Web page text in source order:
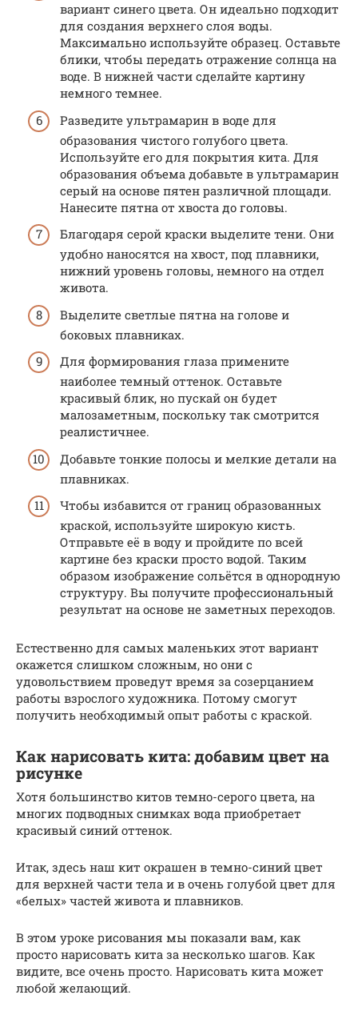
вариант синего цвета. Он идеально подходит
для создания верхнего слоя воды.
Максимально используйте образец. Оставьте
блики, чтобы передать отражение солнца на
воде. В нижней части сделайте картину
немного темнее.
Разведите ультрамарин в воде для
образования чистого голубого цвета.
Используйте его для покрытия кита. Для
образования объема добавьте в ультрамарин
серый на основе пятен различной площади.
Нанесите пятна от хвоста до головы.
Благодаря серой краски выделите тени. Они
удобно наносятся на хвост, под плавники,
нижний уровень головы, немного на отдел
живота.
Выделите светлые пятна на голове и
боковых плавниках.
Для формирования глаза примените
наиболее темный оттенок. Оставьте
красивый блик, но пускай он будет
малозаметным, поскольку так смотрится
реалистичнее.
Добавьте тонкие полосы и мелкие детали на
плавниках.
Чтобы избавится от границ образованных
краской, используйте широкую кисть.
Отправьте её в воду и пройдите по всей
картине без краски просто водой. Таким
образом изображение сольётся в однородную
структуру. Вы получите профессиональный
результат на основе не заметных переходов.
Естественно для самых маленьких этот вариант
окажется слишком сложным, но они с
удовольствием проведут время за созерцанием
работы взрослого художника. Потому смогут
получить необходимый опыт работы с краской.
Как нарисовать кита: добавим цвет на
рисунке
Хотя большинство китов темно-серого цвета, на
многих подводных снимках вода приобретает
красивый синий оттенок.
Итак, здесь наш кит окрашен в темно-синий цвет
для верхней части тела и в очень голубой цвет для
«белых» частей живота и плавников.
В этом уроке рисования мы показали вам, как
просто нарисовать кита за несколько шагов. Как
видите, все очень просто. Нарисовать кита может
любой желающий.